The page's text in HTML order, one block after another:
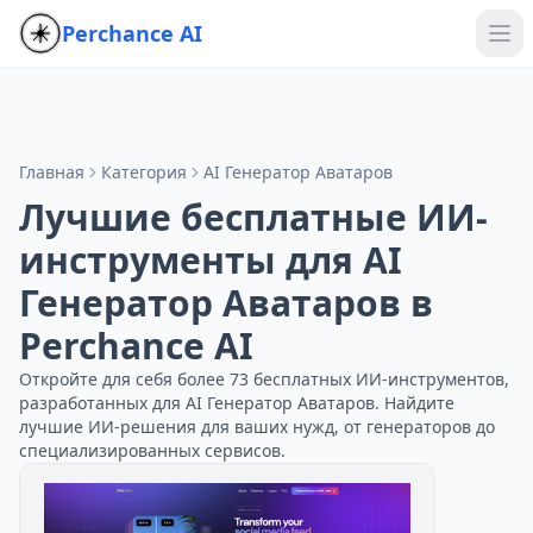
Perchance AI
Главная Категория AI Генератор Аватаров
Лучшие бесплатные ИИ-
инструменты для AI
Генератор Аватаров в
Perchance AI
Откройте для себя более 73 бесплатных ИИ-инструментов,
разработанных для AI Генератор Аватаров. Найдите
лучшие ИИ-решения для ваших нужд, от генераторов до
специализированных сервисов.